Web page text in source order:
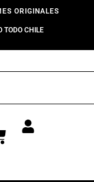
ORIGINALES
TODO CHILE